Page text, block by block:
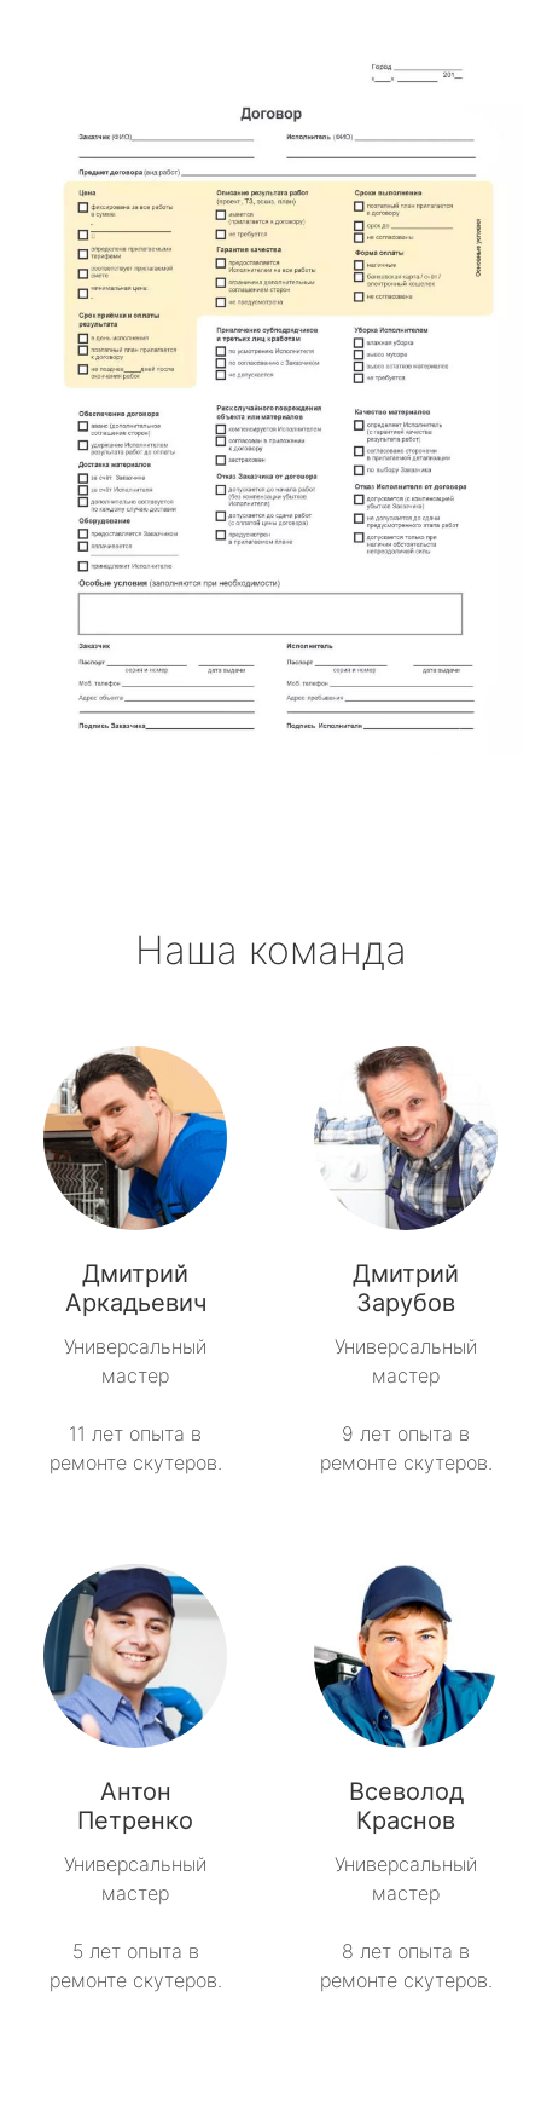
Наша команда
Дмитрий
Аркадьевич
Универсальный
мастер
11 лет опыта в
ремонте скутеров.
Дмитрий
Зарубов
Универсальный
мастер
9 лет опыта в
ремонте скутеров.
Антон
Петренко
Универсальный
мастер
5 лет опыта в
ремонте скутеров.
Всеволод
Краснов
Универсальный
мастер
8 лет опыта в
ремонте скутеров.